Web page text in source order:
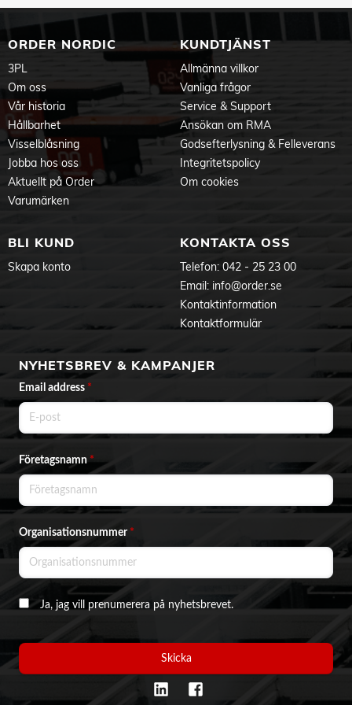
Effektfaktor: 0.48
Uppgraderbar programvara: Ja
Starta: Omedelbart 100 % ljusflöde
Wattstyrka: 4,7 W
Lampteknologi: LED
Sockel: GU10
IP-kod: IP20
ORDER NORDIC
3PL
Om oss
Vår historia
Hållbarhet
Visselblåsning
Jobba hos oss
Aktuellt på Order
Varumärken
KUNDTJÄNST
Allmänna villkor
Vanliga frågor
Service & Support
Ansökan om RMA
Godsefterlysning & Felleverans
Integritetspolicy
Om cookies
BLI KUND
Skapa konto
KONTAKTA OSS
Telefon: 042 - 25 23 00
Email: info@order.se
Kontaktinformation
Kontaktformulär
NYHETSBREV & KAMPANJER
Email address *
Företagsnamn*
Organisationsnummer *
Ja, jag vill prenumerera på nyhetsbrevet.
Skicka